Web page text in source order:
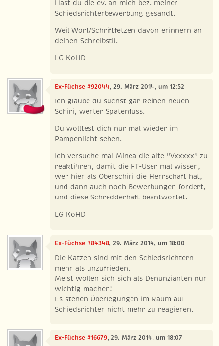
Hast du die ev. an mich bez. meiner
Schiedsrichterbewerbung gesandt.
Weil Wort/Schriftfetzen davon erinnern an
deinen Schreibstil.
LG KoHD
Ex-Füchse #92044, 29. März 2014, um 12:52
Ich glaube du suchst gar keinen neuen
Schiri, werter Spatenfuss.
Du wolltest dich nur mal wieder im
Pampenlicht sehen.
Ich versuche mal Minea die alte "Vxxxxx" zu
reakti4ren, damit die FT-User mal wissen,
wer hier als Oberschiri die Herrschaft hat,
und dann auch noch Bewerbungen fordert,
und diese Schredderhaft beantwortet.
LG KoHD
Ex-Füchse #84348, 29. März 2014, um 18:00
Die Katzen sind mit den Schiedsrichtern
mehr als unzufrieden.
Meist wollen sich sich als Denunzianten nur
wichtig machen!
Es stehen Überlegungen im Raum auf
Schiedsrichter nicht mehr zu reagieren.
Ex-Füchse #16679, 29. März 2014, um 18:07